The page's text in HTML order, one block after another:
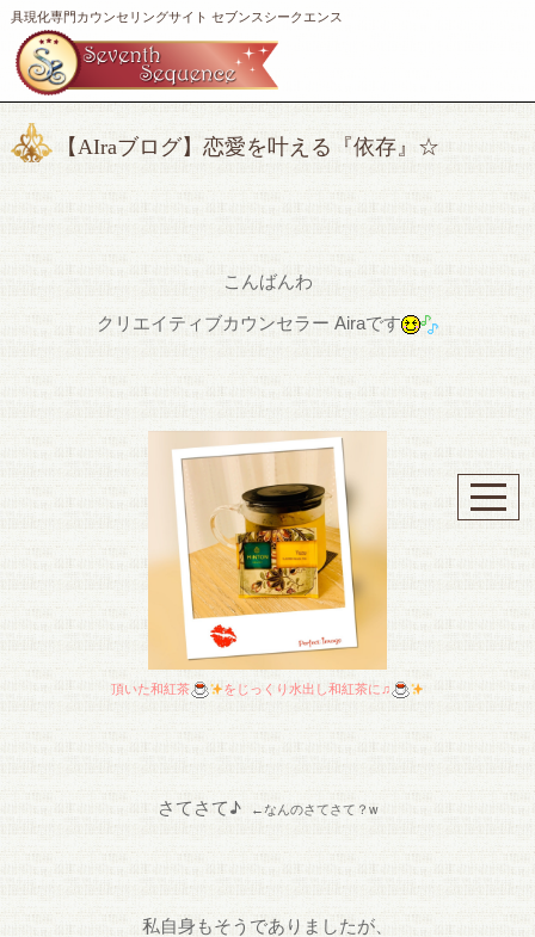
具現化専門カウンセリングサイト セブンスシークエンス
【AIraブログ】恋愛を叶える『依存』☆
こんばんわ
クリエイティブカウンセラー Airaです
頂いた和紅茶 をじっくり水出し和紅茶に♫
さてさて♪ ←なんのさてさて？ w
私自身もそうでありましたが、